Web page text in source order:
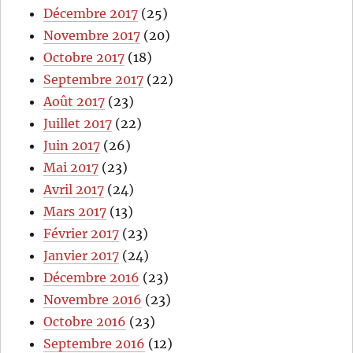
Décembre 2017 (25)
Novembre 2017 (20)
Octobre 2017 (18)
Septembre 2017 (22)
Août 2017 (23)
Juillet 2017 (22)
Juin 2017 (26)
Mai 2017 (23)
Avril 2017 (24)
Mars 2017 (13)
Février 2017 (23)
Janvier 2017 (24)
Décembre 2016 (23)
Novembre 2016 (23)
Octobre 2016 (23)
Septembre 2016 (12)